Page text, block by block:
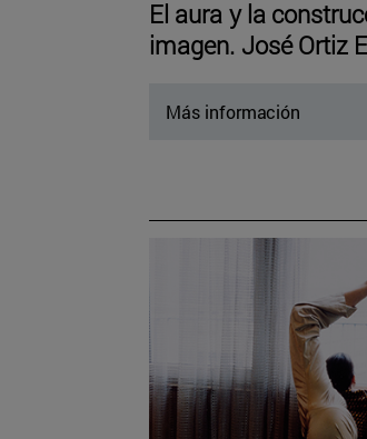
El aura y la
imagen. José Ortiz
Más información